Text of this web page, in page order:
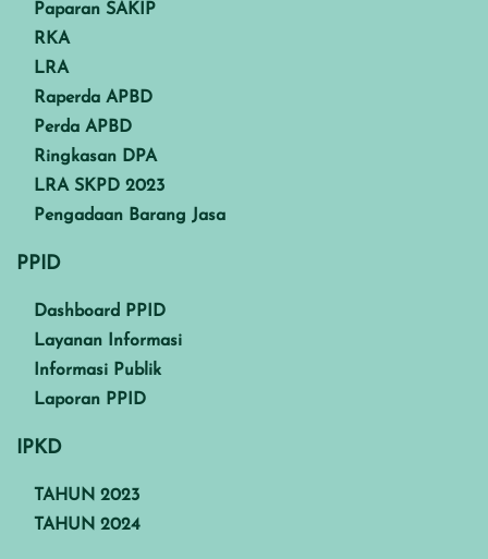
Paparan SAKIP
RKA
LRA
Raperda APBD
Perda APBD
Ringkasan DPA
LRA SKPD 2023
Pengadaan Barang Jasa
PPID
Dashboard PPID
Layanan Informasi
Informasi Publik
Laporan PPID
IPKD
TAHUN 2023
TAHUN 2024